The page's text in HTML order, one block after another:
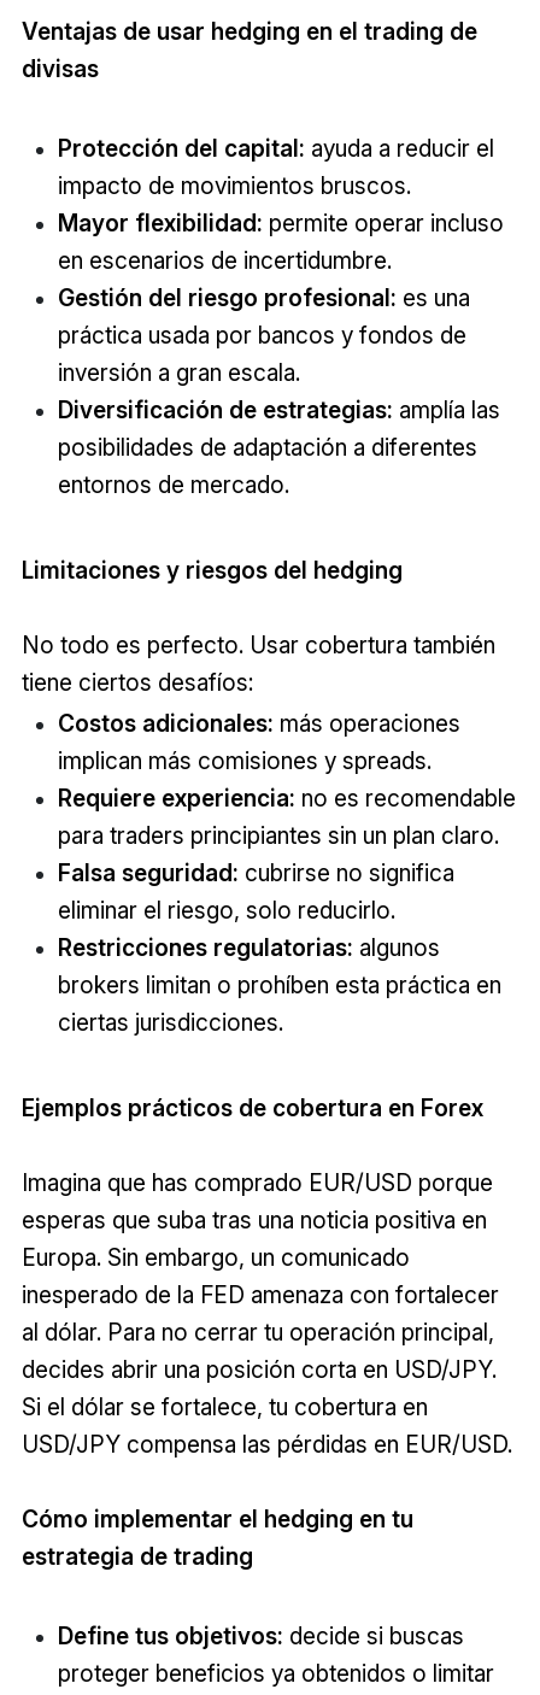
Ventajas de usar hedging en el trading de
divisas
Protección del capital: ayuda a reducir el
impacto de movimientos bruscos.
Mayor flexibilidad: permite operar incluso
en escenarios de incertidumbre.
Gestión del riesgo profesional: es una
práctica usada por bancos y fondos de
inversión a gran escala.
Diversificación de estrategias: amplía las
posibilidades de adaptación a diferentes
entornos de mercado.
Limitaciones y riesgos del hedging
No todo es perfecto. Usar cobertura también
tiene ciertos desafíos:
Costos adicionales: más operaciones
implican más comisiones y spreads.
Requiere experiencia: no es recomendable
para traders principiantes sin un plan claro.
Falsa seguridad: cubrirse no significa
eliminar el riesgo, solo reducirlo.
Restricciones regulatorias: algunos
brokers limitan o prohíben esta práctica en
ciertas jurisdicciones.
Ejemplos prácticos de cobertura en Forex
Imagina que has comprado EUR/USD porque
esperas que suba tras una noticia positiva en
Europa. Sin embargo, un comunicado
inesperado de la FED amenaza con fortalecer
al dólar. Para no cerrar tu operación principal,
decides abrir una posición corta en USD/JPY.
Si el dólar se fortalece, tu cobertura en
USD/JPY compensa las pérdidas en EUR/USD.
Cómo implementar el hedging en tu
estrategia de trading
Define tus objetivos: decide si buscas
proteger beneficios ya obtenidos o limitar